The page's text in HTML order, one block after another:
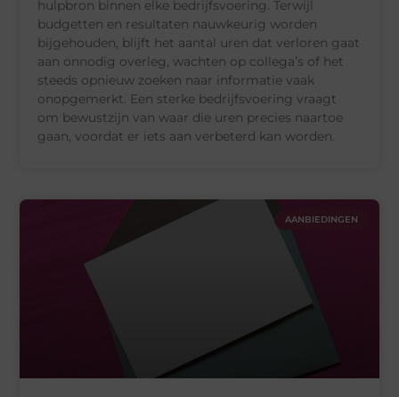
hulpbron binnen elke bedrijfsvoering. Terwijl
budgetten en resultaten nauwkeurig worden
bijgehouden, blijft het aantal uren dat verloren gaat
aan onnodig overleg, wachten op collega’s of het
steeds opnieuw zoeken naar informatie vaak
onopgemerkt. Een sterke bedrijfsvoering vraagt
om bewustzijn van waar die uren precies naartoe
gaan, voordat er iets aan verbeterd kan worden.
AANBIEDINGEN